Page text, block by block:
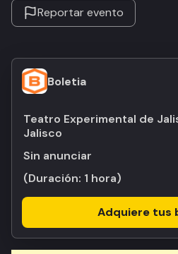
Reportar evento
Boletia
Teatro Experimental de
Jalisco
Sin anunciar
(Duración: 1 hora)
Adquiere tus